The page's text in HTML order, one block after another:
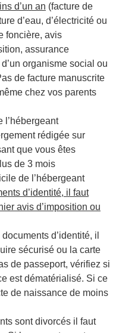
d’un an (facture de
d’eau, d’électricité ou
foncière, avis
assurance
organisme social ou
de facture manuscrite
chez vos parents
l’hébergeant
rédigée sur
que vous êtes
de 3 mois
de l’hébergeant
d’identité, il faut
avis d’imposition ou
d’identité, il
sécurisé ou la carte
de passeport, vérifiez si
est dématérialisé. Si ce
de naissance de moins
sont divorcés il faut